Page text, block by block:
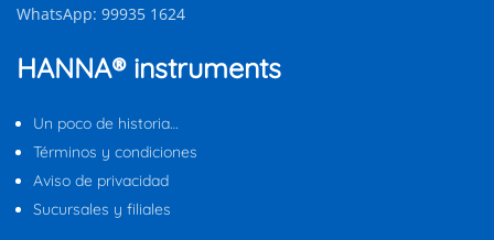
WhatsApp: 99935 1624
HANNA® instruments
Un poco de historia…
Términos y condiciones
Aviso de privacidad
Sucursales y filiales